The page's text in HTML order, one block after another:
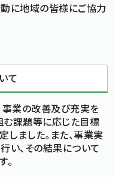
に地域の皆様にご協力
て
業の改善及び充実を
む課題等に応じた目標
ました。また、事業実
い、その結果について
。